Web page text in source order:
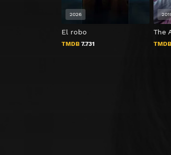
El robo
TMDB 7.731
2026
The
TMDB